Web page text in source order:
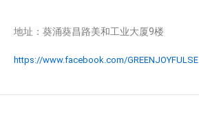
地址：葵涌葵昌路美和工业大厦9楼
https://www.facebook.com/GREENJOYFULSE